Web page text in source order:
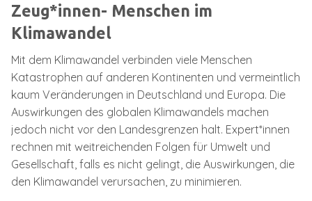
Zeug*innen- Menschen im
Klimawandel
Mit dem Klimawandel verbinden viele Menschen
Katastrophen auf anderen Kontinenten und vermeintlich
kaum Veränderungen in Deutschland und Europa. Die
Auswirkungen des globalen Klimawandels machen
jedoch nicht vor den Landesgrenzen halt. Expert*innen
rechnen mit weitreichenden Folgen für Umwelt und
Gesellschaft, falls es nicht gelingt, die Auswirkungen, die
den Klimawandel verursachen, zu minimieren.